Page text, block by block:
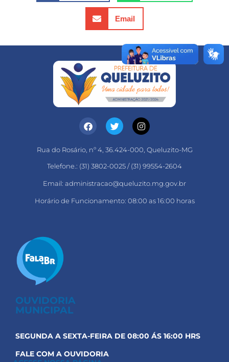
Email
Rua do Rosário, nº 4, 36.424-000, Queluzito-MG
Telefone.: (31) 3802-0025 / (31) 99554-2604
Email: administracao@queluzito.mg.gov.br
Horário de Funcionamento: 08:00 as 16:00 horas
OUVIDORIA
MUNICIPAL
SEGUNDA A SEXTA-FEIRA DE 08:00 ÁS 16:00 HRS
FALE COM A OUVIDORIA